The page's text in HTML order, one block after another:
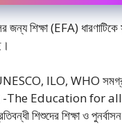
জন্য শিক্ষা (EFA)
ILO, WHO সমগ্র
-The Education for all
শিশুদের শিক্ষা ও